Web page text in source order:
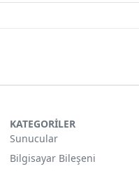
KATEGORİLER
Sunucular
Bilgisayar Bileşeni